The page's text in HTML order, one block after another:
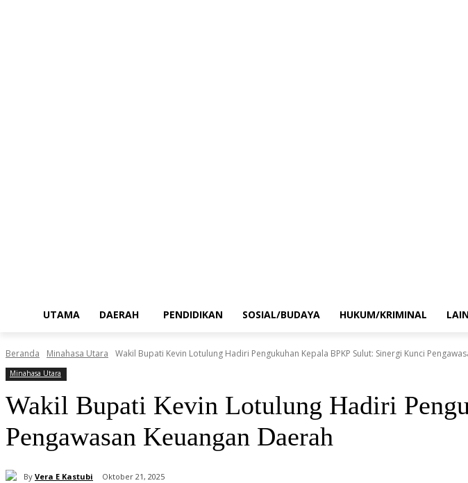
UTAMA DAERAH PENDIDIKAN SOSIAL/BUDAYA HUKUM/KRIMINAL
Beranda Minahasa Utara Wakil Bupati Kevin Lotulung Hadiri Pengukuhan Kepala BPKP Sulut: Sinergi Kunci
Minahasa Utara
Wakil Bupati Kevin Lotulung Hadiri
Pengawasan Keuangan Daerah
By Vera E Kastubi Oktober 21, 2025